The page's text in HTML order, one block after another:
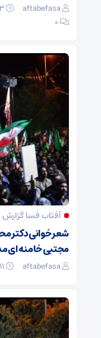
aftabefasa
۰
آفتاب فسا
شعر خوانی دکتر
مجتبی خامنه ای
aftabefasa